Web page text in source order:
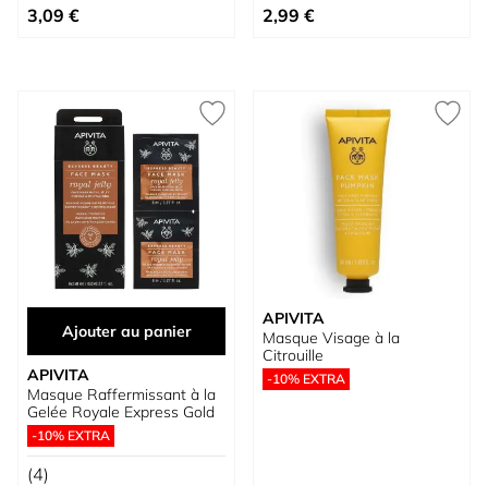
Prix spécial
3,09 €
Prix spécial
2,99 €
Ajouter au panier
APIVITA
Masque Raffermissant à la
Gelée Royale Express Gold
-10% EXTRA
(4)
APIVITA
Masque Visage à la
Citrouille
-10% EXTRA